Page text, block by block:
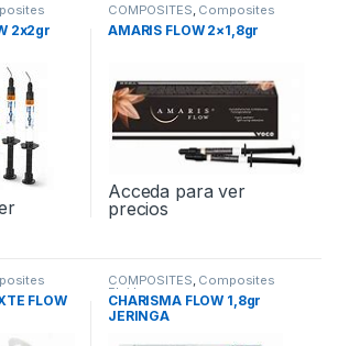
2x2gr
COMPOSITES Composites
AMARIS FLOW 2×1,8gr
Acceda para ver
precios
FLOW
COMPOSITES, Composites
Fluidos
CHARISMA FLOW 1,8gr
JERINGA